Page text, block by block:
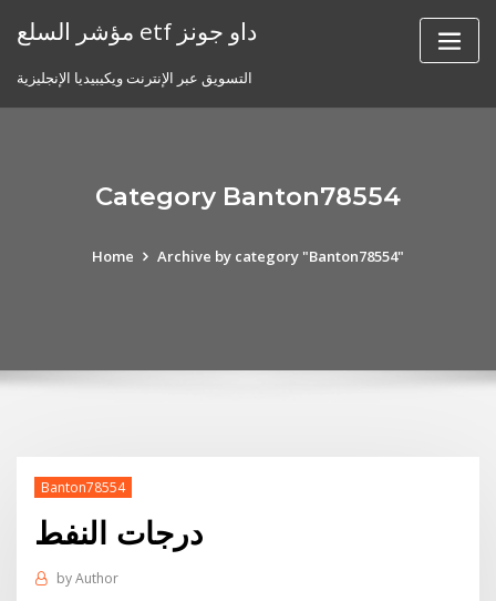
مؤشر السلع etf داو جونز
التسويق عبر الإنترنت ويكيبيديا الإنجليزية
Category Banton78554
Home Archive by category "Banton78554"
Banton78554
درجات النفط
byAuthor